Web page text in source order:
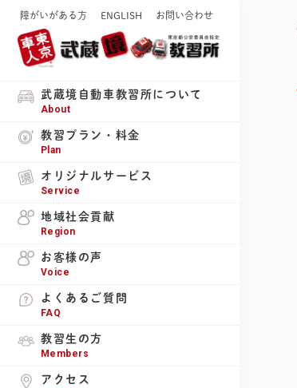
障がいがある方 ENGLISH お問い合わせ
武蔵境自動車教習所について
About
教習プラン・料金
Plan
オリジナルサービス
Service
地域社会貢献
Region
お客様の声
Voice
よくあるご質問
FAQ
教習生の方
Members
アクセス